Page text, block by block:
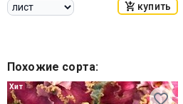
купить
Похожие сорта:
Хит